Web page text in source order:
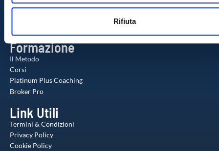
web, pubblicità e social media, i quali potrebbero combinarle
altre informazioni che ha fornito loro o che hanno raccolto
utilizzo dei loro servizi.
Rifiuta
Contatti
Formazione
Il Metodo
Corsi
Platinum Plus Coaching
Broker Pro
Link Utili
Termini & Condizioni
Privacy Policy
Cookie Policy